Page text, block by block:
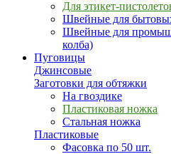
Для этикет-
Швейные для
Швейные для
колба)
Пуговицы
Джинсовые
Заготовки для обтяжки
На гвоздике
Пластиковая ножка
Стальная ножка
Пластиковые
Фасовка по 50 шт.